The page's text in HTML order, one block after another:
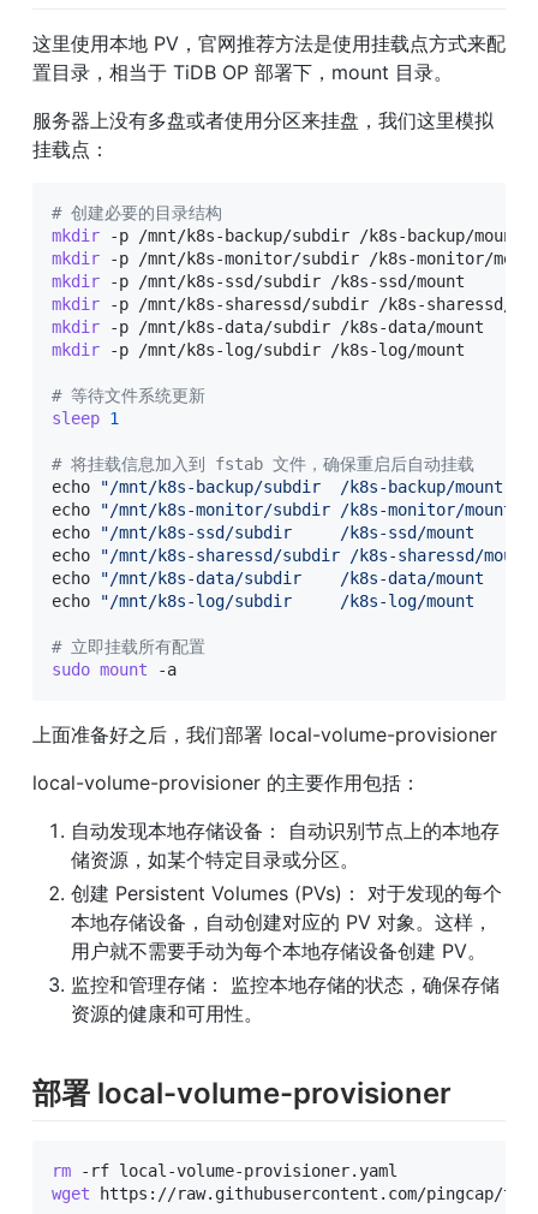
这里使用本地 PV，官网推荐方法是使用挂载点方式来配
置目录，相当于 TiDB OP 部署下，mount 目录。
服务器上没有多盘或者使用分区来挂盘，我们这里模拟
挂载点：
# 创建必要的目录结构
mkdir
mkdir
mkdir
mkdir
mkdir
mkdir -p /mnt/k8s-log/subdir /k8s-log/mount
# 等待文件系统更新
sleep 1
# 将挂载信息加入到 fstab 文件，确保重启后自动挂载
echo
"/mnt/k8s-backup/subdir  /k8s-backup/mount
echo
"/mnt/k8s-monitor/subdir /k8s-monitor/mount
echo
"/mnt/k8s-ssd/subdir     /k8s-ssd/mount
echo
"/mnt/k8s-sharessd/subdir /k8s-sharessd/
echo
"/mnt/k8s-data/subdir    /k8s-data/mount
echo
"/mnt/k8s-log/subdir     /k8s-log/mount
# 立即挂载所有配置
sudo mount -a
上面准备好之后，我们部署 local-volume-provisioner
local-volume-provisioner 的主要作用包括：
自动发现本地存储设备： 自动识别节点上的本地存
储资源，如某个特定目录或分区。
创建 Persistent Volumes (PVs)： 对于发现的每个
本地存储设备，自动创建对应的 PV 对象。这样，
用户就不需要手动为每个本地存储设备创建 PV。
监控和管理存储： 监控本地存储的状态，确保存储
资源的健康和可用性。
部署 local-volume-provisioner
rm
wget https://raw.githubusercontent.com/pingcap/